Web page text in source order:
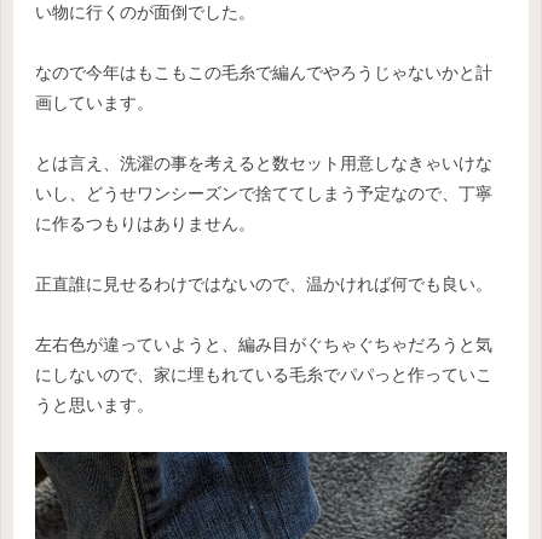
い物に行くのが面倒でした。
なので今年はもこもこの毛糸で編んでやろうじゃないかと計
画しています。
とは言え、洗濯の事を考えると数セット用意しなきゃいけな
いし、どうせワンシーズンで捨ててしまう予定なので、丁寧
に作るつもりはありません。
正直誰に見せるわけではないので、温かければ何でも良い。
左右色が違っていようと、編み目がぐちゃぐちゃだろうと気
にしないので、家に埋もれている毛糸でパパっと作っていこ
うと思います。